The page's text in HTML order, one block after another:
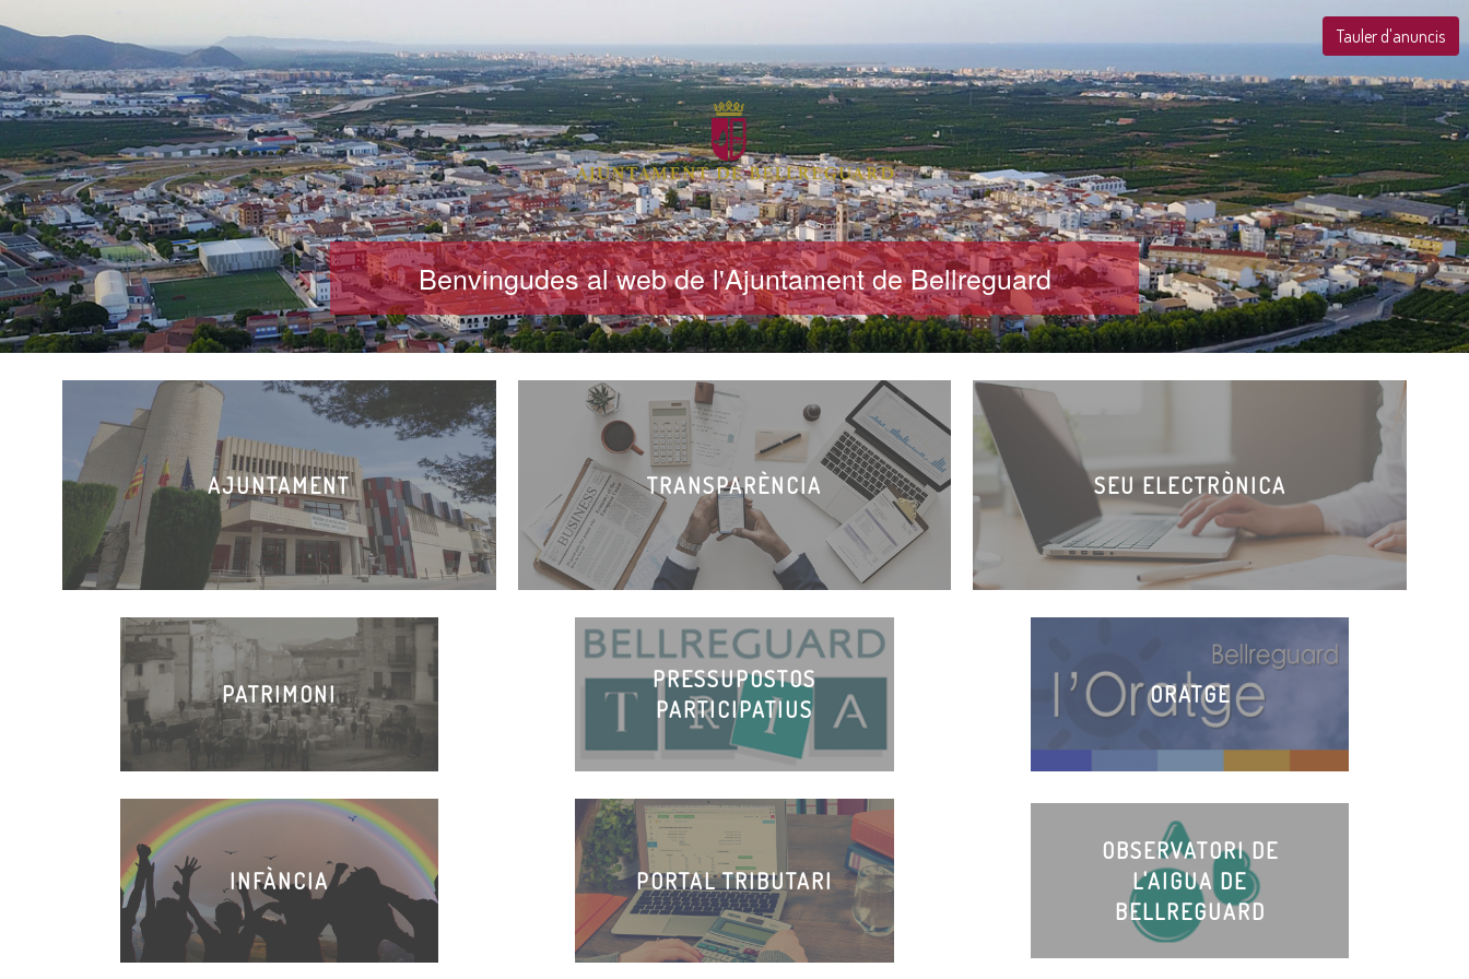
Tauler d'anuncis
Benvingudes al web de l'Ajuntament de Bellreguard
AJUNTAMENT TRANSPARÈNCIA SEU ELECTRÒNICA
PATRIMONI
PRESSUPOSTOS
PARTICIPATIUS
ORATGE
INFÀNCIA PORTAL TRIBUTARI
OBSERVATORI DE
L'AIGUA DE
BELLREGUARD